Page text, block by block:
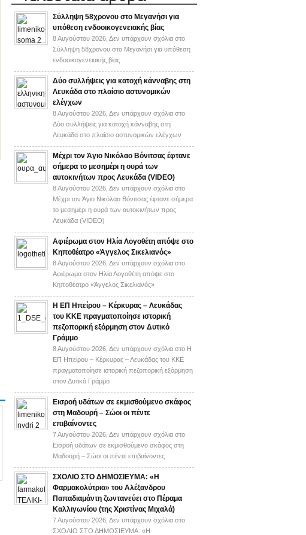
Σύλληψη 58χρονου στο Μεγανήσι για
υπόθεση ενδοοικογενειακής βίας
8 Αυγούστου 2026, Δεν υπάρχουν σχόλια στο
Σύλληψη 58χρονου στο Μεγανήσι για υπόθεση
ενδοοικογενειακής βίας
Δύο συλλήψεις για κατοχή κάνναβης στη
Λευκάδα στο πλαίσιο αστυνομικών
ελέγχων
8 Αυγούστου 2026, Δεν υπάρχουν σχόλια στο
Δύο συλλήψεις για κατοχή κάνναβης στη
Λευκάδα στο πλαίσιο αστυνομικών ελέγχων
Mέχρι τον Άγιο Νικόλαο Βόνιτσας έφτανε
σήμερα το μεσημέρι η ουρά των
αυτοκινήτων προς Λευκάδα (VIDEO)
8 Αυγούστου 2026, Δεν υπάρχουν σχόλια στο
Mέχρι τον Άγιο Νικόλαο Βόνιτσας έφτανε σήμερα
το μεσημέρι η ουρά των αυτοκινήτων προς
Λευκάδα (VIDEO)
Αφιέρωμα στον Ηλία Λογοθέτη απόψε στο
Κηποθέατρο «Άγγελος Σικελιανός»
8 Αυγούστου 2026, Δεν υπάρχουν σχόλια στο
Αφιέρωμα στον Ηλία Λογοθέτη απόψε στο
Κηποθέατρο «Άγγελος Σικελιανός»
Η ΕΠ Ηπείρου – Κέρκυρας – Λευκάδας
του ΚΚΕ πραγματοποίησε ιστορική
πεζοπορική εξόρμηση στον Δυτικό
Γράμμο
8 Αυγούστου 2026, Δεν υπάρχουν σχόλια στο Η
ΕΠ Ηπείρου – Κέρκυρας – Λευκάδας του ΚΚΕ
πραγματοποίησε ιστορική πεζοπορική εξόρμηση
στον Δυτικό Γράμμο
Εισροή υδάτων σε εκμισθούμενο σκάφος
στη Μαδουρή – Σώοι οι πέντε
επιβαίνοντες
7 Αυγούστου 2026, Δεν υπάρχουν σχόλια στο
Εισροή υδάτων σε εκμισθούμενο σκάφος στη
Μαδουρή – Σώοι οι πέντε επιβαίνοντες
ΣΧΟΛΙΟ ΣΤΟ ΔΗΜΟΣΙΕΥΜΑ: «Η
Φαρμακολύτρια» του Αλέξανδρου
Παπαδιαμάντη ζωντανεύει στο Πέραμα
Καλλιγωνίου (της Χριστίνας Μιχαλά)
7 Αυγούστου 2026, Δεν υπάρχουν σχόλια στο
ΣΧΟΛΙΟ ΣΤΟ ΔΗΜΟΣΙΕΥΜΑ: «Η